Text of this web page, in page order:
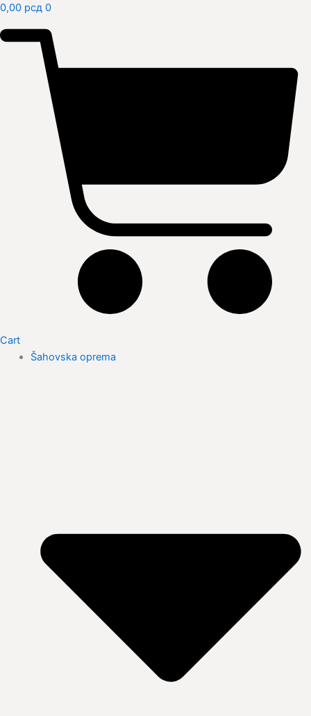
0,00 рсд 0
Cart
Šahovska oprema